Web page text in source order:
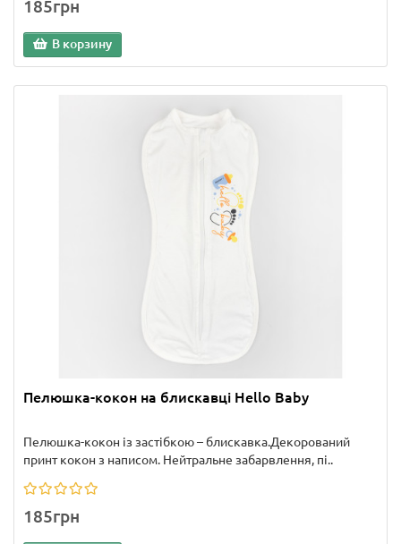
185грн
В корзину
Пелюшка-кокон на блискавці Hello Baby
Пелюшка-кокон із застібкою – блискавка.Декорований
принт кокон з написом. Нейтральне забарвлення, пі..
185грн